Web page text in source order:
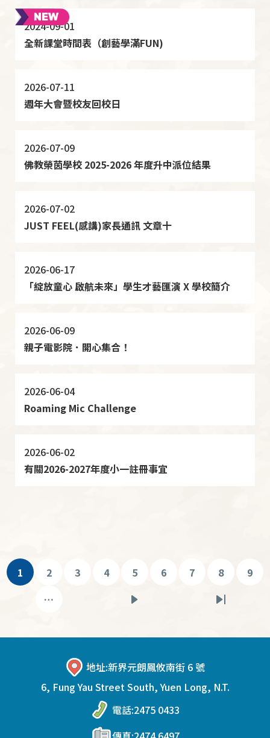
2024-09-01
全新課堂時間表（創藝學滿FUN)
2026-07-11
週年大會暨校友回校日
2026-07-09
佛教榮茵學校 2025-2026 年度升中派位結果
2026-07-02
JUST FEEL(感講)家長通訊 文章十
2026-06-17
「綻放童心 啟航未來」學生才藝匯演 X 學校簡介
2026-06-09
親子電影院．開心集合！
2026-06-04
Roaming Mic Challenge
2026-06-02
有關2026-2027年度小一註冊事宜
Pagination
目
1
頁
面
2
頁
3
頁
4
頁
面
5
頁
6
頁
7
頁
面
8
頁
9
…
頁
Last
地址:新界元朗鳳攸南街 6 號
6, Fung Yau Street South, Yuen Long, N.T.
電話:2475 0433